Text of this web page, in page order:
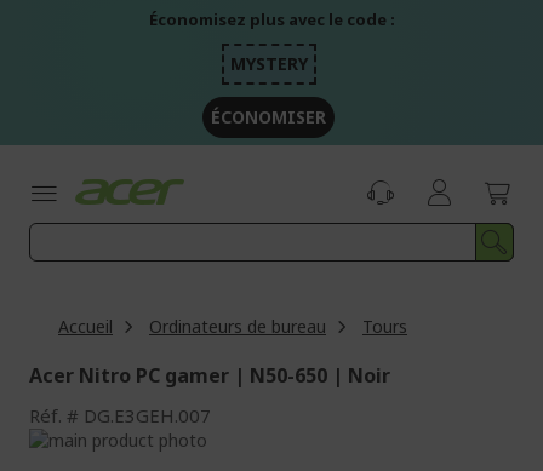
Économisez plus avec le code :
MYSTERY
ÉCONOMISER
Accueil Ordinateurs de bureau Tours
Acer Nitro PC gamer | N50-650 | Noir
Réf. DG.E3GEH.007
Passer